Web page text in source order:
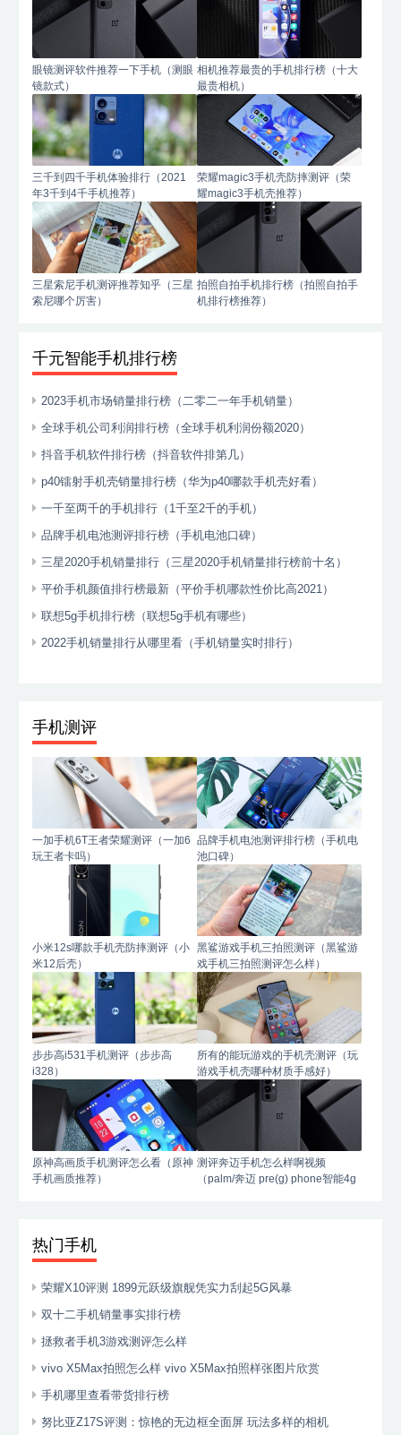
眼镜测评软件推荐一下手机（测眼
镜款式）
相机推荐最贵的手机排行榜（十大
最贵相机）
三千到四千手机体验排行（2021
年3千到4千手机推荐）
荣耀magic3手机壳防摔测评（荣
耀magic3手机壳推荐）
三星索尼手机测评推荐知乎（三星
索尼哪个厉害）
拍照自拍手机排行榜（拍照自拍手
机排行榜推荐）
千元智能手机排行榜
2023手机市场销量排行榜（二零二一年手机销量）
全球手机公司利润排行榜（全球手机利润份额2020）
抖音手机软件排行榜（抖音软件排第几）
p40镭射手机壳销量排行榜（华为p40哪款手机壳好看）
一千至两千的手机排行（1千至2千的手机）
品牌手机电池测评排行榜（手机电池口碑）
三星2020手机销量排行（三星2020手机销量排行榜前十名）
平价手机颜值排行榜最新（平价手机哪款性价比高2021）
联想5g手机排行榜（联想5g手机有哪些）
2022手机销量排行从哪里看（手机销量实时排行）
手机测评
一加手机6T王者荣耀测评（一加6
玩王者卡吗）
品牌手机电池测评排行榜（手机电
池口碑）
小米12s哪款手机壳防摔测评（小
米12后壳）
黑鲨游戏手机三拍照测评（黑鲨游
戏手机三拍照测评怎么样）
步步高i531手机测评（步步高
i328）
所有的能玩游戏的手机壳测评（玩
游戏手机壳哪种材质手感好）
原神高画质手机测评怎么看（原神
手机画质推荐）
测评奔迈手机怎么样啊视频
（palm/奔迈 pre(g) phone智能4g
热门手机
荣耀X10评测 1899元跃级旗舰凭实力刮起5G风暴
双十二手机销量事实排行榜
拯救者手机3游戏测评怎么样
vivo X5Max拍照怎么样 vivo X5Max拍照样张图片欣赏
手机哪里查看带货排行榜
努比亚Z17S评测：惊艳的无边框全面屏 玩法多样的相机